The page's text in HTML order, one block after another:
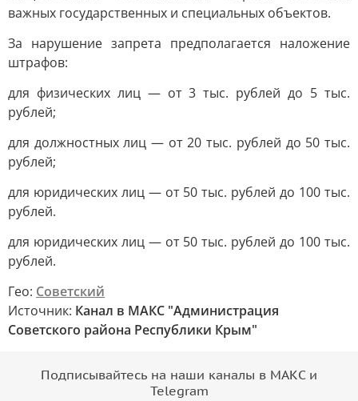
важных государственных и специальных объектов.
За нарушение запрета предполагается наложение
штрафов:
для физических лиц — от 3 тыс. рублей до 5 тыс.
рублей;
для должностных лиц — от 20 тыс. рублей до 50 тыс.
рублей;
для юридических лиц — от 50 тыс. рублей до 100 тыс.
рублей.
для юридических лиц — от 50 тыс. рублей до 100 тыс.
рублей.
Гео: Советский
Источник: Канал в МАКС "Администрация
Советского района Республики Крым"
Подписывайтесь на наши каналы в МАКС и
Telegram